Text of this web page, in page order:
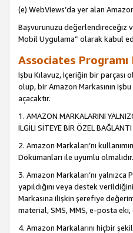
(e) WebViews’da yer alan
Başvurunuzu değerlendireceğiz
Mobil Uygulama” olarak kabul
Associates Programı
İşbu Kılavuz, İçeriğin bir parçası
olup, bir Amazon Markasının
açacaktır.
1. AMAZON MARKALARINI
İLGİLİ SİTEYE BİR ÖZEL
2. Amazon Markaları’nı
Dokümanları ile uyumlu olmalıdır.
3. Amazon Markaları’nı
yapıldığını veya destek
Markasına ilişkin şerefiye
material, SMS, MMS, e-posta
4. Amazon Markalarını hiçbir